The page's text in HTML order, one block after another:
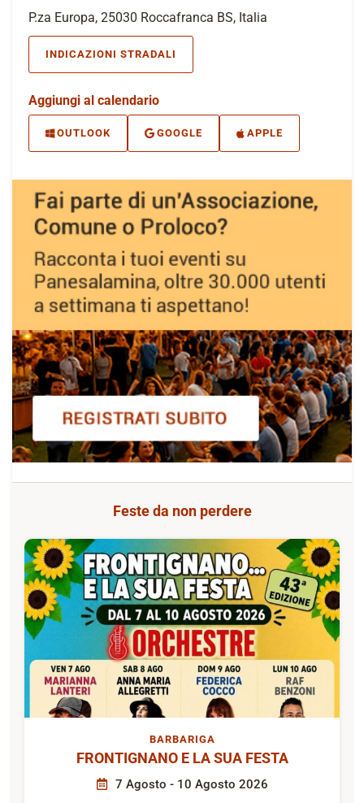
P.za Europa, 25030 Roccafranca BS, Italia
INDICAZIONI STRADALI
Aggiungi al calendario
OUTLOOK GOOGLE APPLE
Feste da non perdere
BARBARIGA
FRONTIGNANO E LA SUA FESTA
7 Agosto - 10 Agosto 2026